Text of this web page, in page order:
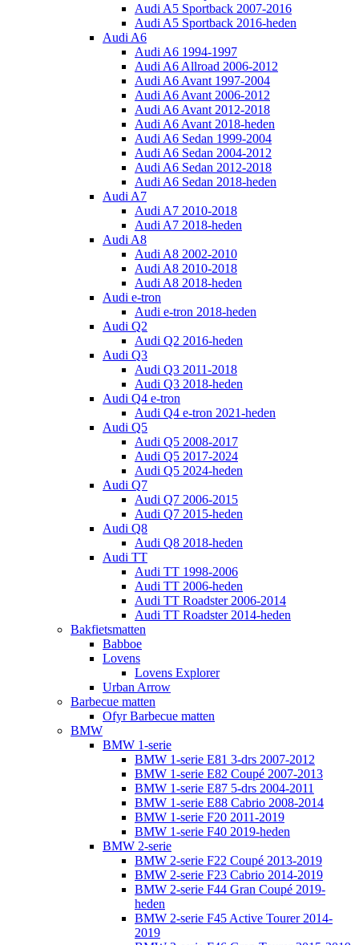
Audi A5 Sportback 2007-2016
Audi A5 Sportback 2016-heden
Audi A6
Audi A6 1994-1997
Audi A6 Allroad 2006-2012
Audi A6 Avant 1997-2004
Audi A6 Avant 2006-2012
Audi A6 Avant 2012-2018
Audi A6 Avant 2018-heden
Audi A6 Sedan 1999-2004
Audi A6 Sedan 2004-2012
Audi A6 Sedan 2012-2018
Audi A6 Sedan 2018-heden
Audi A7
Audi A7 2010-2018
Audi A7 2018-heden
Audi A8
Audi A8 2002-2010
Audi A8 2010-2018
Audi A8 2018-heden
Audi e-tron
Audi e-tron 2018-heden
Audi Q2
Audi Q2 2016-heden
Audi Q3
Audi Q3 2011-2018
Audi Q3 2018-heden
Audi Q4 e-tron
Audi Q4 e-tron 2021-heden
Audi Q5
Audi Q5 2008-2017
Audi Q5 2017-2024
Audi Q5 2024-heden
Audi Q7
Audi Q7 2006-2015
Audi Q7 2015-heden
Audi Q8
Audi Q8 2018-heden
Audi TT
Audi TT 1998-2006
Audi TT 2006-heden
Audi TT Roadster 2006-2014
Audi TT Roadster 2014-heden
Bakfietsmatten
Babboe
Lovens
Lovens Explorer
Urban Arrow
Barbecue matten
Ofyr Barbecue matten
BMW
BMW 1-serie
BMW 1-serie E81 3-drs 2007-2012
BMW 1-serie E82 Coupé 2007-2013
BMW 1-serie E87 5-drs 2004-2011
BMW 1-serie E88 Cabrio 2008-2014
BMW 1-serie F20 2011-2019
BMW 1-serie F40 2019-heden
BMW 2-serie
BMW 2-serie F22 Coupé 2013-2019
BMW 2-serie F23 Cabrio 2014-2019
BMW 2-serie F44 Gran Coupé 2019-
heden
BMW 2-serie F45 Active Tourer 2014-
2019